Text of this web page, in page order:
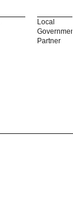
Local
Government
Partner